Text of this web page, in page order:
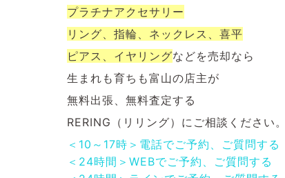
プラチナアクセサリー
リング、指輪、ネックレス、喜平
ピアス、イヤリングなどを売却なら
生まれも育ちも富山の店主が
無料出張、無料査定する
RERING（リリング）にご相談ください。
＜10～17時＞電話でご予約、ご質問する
＜24時間＞WEBでご予約、ご質問する